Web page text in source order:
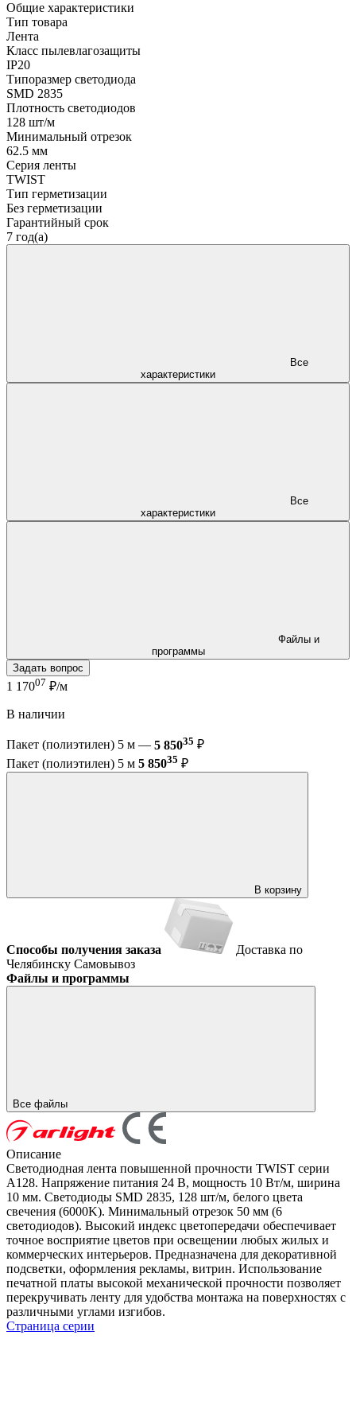
Общие характеристики
Тип товара
Лента
Класс пылевлагозащиты
IP20
Типоразмер светодиода
SMD 2835
Плотность светодиодов
128 шт/м
Минимальный отрезок
62.5 мм
Серия ленты
TWIST
Тип герметизации
Без герметизации
Гарантийный срок
7 год(а)
характеристики
характеристики
программы
Задать вопрос
1 17007 ₽/м
В наличии
Пакет (полиэтилен) 5 м — 5 85035 ₽
Пакет (полиэтилен) 5 м 5 85035 ₽
В корзину
Способы получения заказа
Доставка по
Челябинску Самовывоз
Файлы и программы
Все файлы
Описание
Светодиодная лента повышенной прочности TWIST серии
A128. Напряжение питания 24 В, мощность 10 Вт/м, ширина
10 мм. Светодиоды SMD 2835, 128 шт/м, белого цвета
свечения (6000K). Минимальный отрезок 50 мм (6
светодиодов). Высокий индекс цветопередачи обеспечивает
точное восприятие цветов при освещении любых жилых и
коммерческих интерьеров. Предназначена для декоративной
подсветки, оформления рекламы, витрин. Использование
печатной платы высокой механической прочности позволяет
перекручивать ленту для удобства монтажа на поверхностях с
различными углами изгибов.
Страница серии